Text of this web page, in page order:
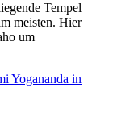
Tempel
meisten. Hier
um